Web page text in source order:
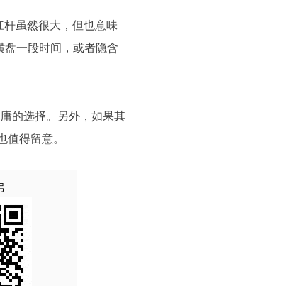
虽然很大，但也意味
一段时间，或者隐含
的选择。另外，如果其
值得留意。